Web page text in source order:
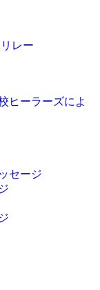
レー
ヒーラーズによ
セージ